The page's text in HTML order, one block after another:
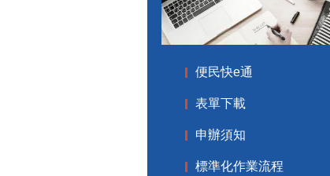
便民快e通
表單下載
申辦須知
標準化作業流程